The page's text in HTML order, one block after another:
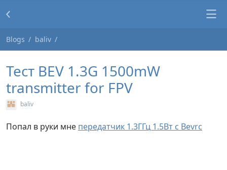
Blogs baliv
Тест BEV 1.3G 1500mW
transmitter for FPV
baliv
Попал в руки мне передатчик 1.3ГГц 1.5Вт с Bevrc